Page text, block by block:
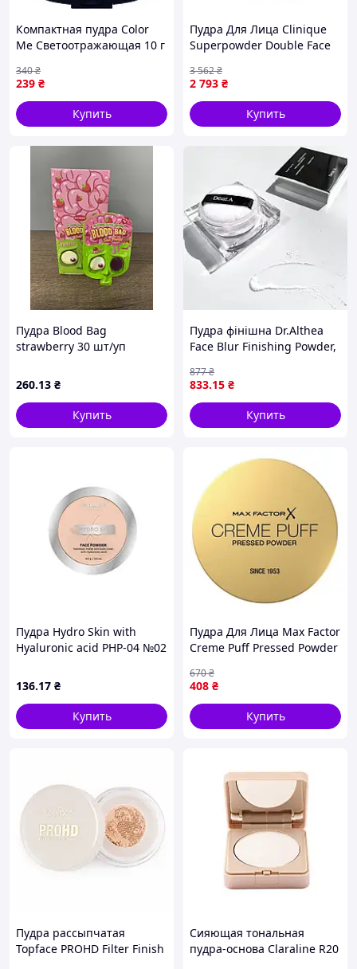
Компактная пудра Color
Me Светоотражающая 10 г
239 ₴
340₴
Купить
Пудра Для Лица Clinique
Superpowder Double Face
2 793 ₴
3 562₴
Купить
Пудра Blood Bag
strawberry 30 шт/уп
260.13 ₴
Купить
Пудра фінішна Dr.Althea
Face Blur Finishing Powder,
833.15 ₴
877₴
Купить
Пудра Hydro Skin with
Hyaluronic acid PHP-04 №02
136.17 ₴
Купить
Пудра Для Лица Max Factor
Creme Puff Pressed Powder
408 ₴
670₴
Купить
Пудра рассыпчатая
Topface PROHD Filter Finish
Сияющая тональная
пудра-основа Claraline R20